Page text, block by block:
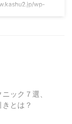
wp-
2020/09/youn
いざ結婚に向
ック７選、
とは？